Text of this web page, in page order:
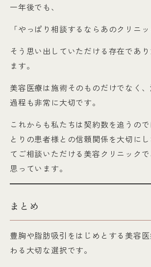
一年後でも、
「やっぱり相談するならあのクリニッ
そう思い出していただける存在であ
ます。
美容医療は施術そのものだけでなく
過程も非常に大切です。
これからも私たちは契約数を追うの
とりの患者様との信頼関係を大切に
てご相談いただける美容クリニック
思っています。
まとめ
豊胸や脂肪吸引をはじめとする美容
わる大切な選択です。